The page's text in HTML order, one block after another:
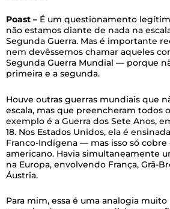
Poast – É um questionamento
não estamos diante de nada na
Segunda Guerra. Mas é importante
nem devêssemos chamar aqueles
Segunda Guerra Mundial — porque
primeira e a segunda.
Houve outras guerras mundiais que
escala, mas que preencheram todos
exemplo é a Guerra dos Sete Anos,
18. Nos Estados Unidos, ela é
Franco-Indígena — mas isso só
americano. Havia simultaneamente
na Europa, envolvendo França, Grã-
Áustria.
Para mim, essa é uma analogia